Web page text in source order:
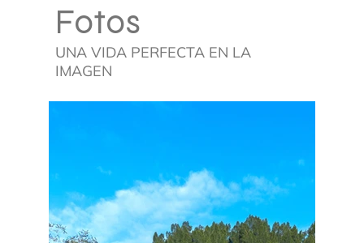
Fotos
UNA VIDA PERFECTA EN LA
IMAGEN